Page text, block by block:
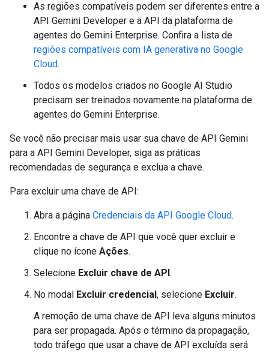
As regiões compatíveis podem ser diferentes entre a
API Gemini Developer e a API da plataforma de
agentes do Gemini Enterprise. Confira a lista de
regiões compatíveis com IA generativa no Google
Cloud.
Todos os modelos criados no Google AI Studio
precisam ser treinados novamente na plataforma de
agentes do Gemini Enterprise.
Se você não precisar mais usar sua chave de API Gemini
para a API Gemini Developer, siga as práticas
recomendadas de segurança e exclua a chave.
Para excluir uma chave de API:
Abra a página Credenciais da API Google Cloud.
Encontre a chave de API que você quer excluir e
clique no ícone Ações.
Selecione Excluir chave de API.
No modal Excluir credencial, selecione Excluir.
A remoção de uma chave de API leva alguns minutos
para ser propagada. Após o término da propagação,
todo tráfego que usar a chave de API excluída será